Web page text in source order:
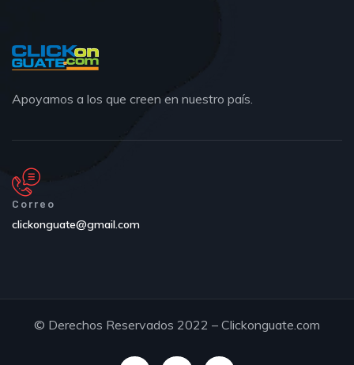
Apoyamos a los que creen en nuestro país.
Correo
clickonguate@gmail.com
© Derechos Reservados 2022 – Clickonguate.com